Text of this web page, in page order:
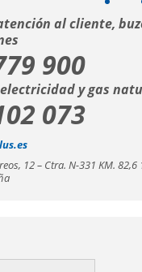
al cliente,
900
y gas
073
12 – Ctra. N-331 KM. 82,6